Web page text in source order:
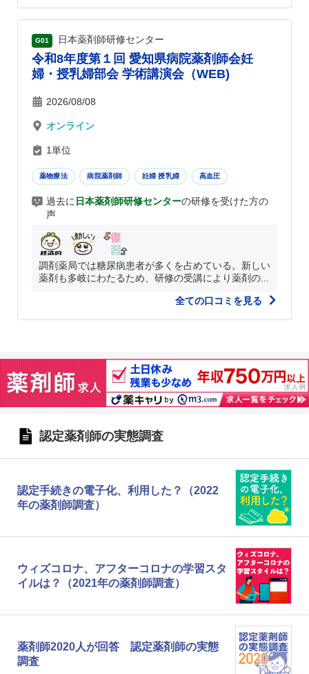
G01 日本薬剤師研修センター
令和8年度第１回 愛知県病院薬剤師会妊
婦・授乳婦部会 学術講演会（WEB)
2026/08/08
オンライン
1単位
薬物療法 病院薬剤師 妊婦 授乳婦 高血圧
過去に 日本薬剤師研修センターの研修を受けた方の
声
調剤薬局では糖尿病患者が多くを占めている。新しい
薬剤も多岐にわたるため、研修の受講により薬剤の...
全ての口コミを見る
認定薬剤師の実態調査
認定手続きの電子化、利用した？（2022
年の薬剤師調査）
ウィズコロナ、アフターコロナの学習スタ
イルは？（2021年の薬剤師調査）
薬剤師2020人が回答 認定薬剤師の実態
調査